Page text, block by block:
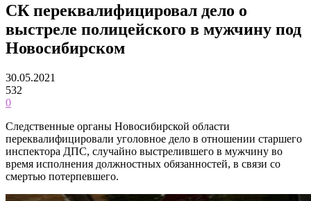
СК переквалифицировал дело о
выстреле полицейского в мужчину под
Новосибирском
30.05.2021
532
0
Следственные органы Новосибирской области
переквалифицировали уголовное дело в отношении старшего
инспектора ДПС, случайно выстрелившего в мужчину во
время исполнения должностных обязанностей, в связи со
смертью потерпевшего.